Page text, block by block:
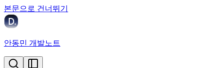
본문으로 건너뛰기
안동민 개발노트